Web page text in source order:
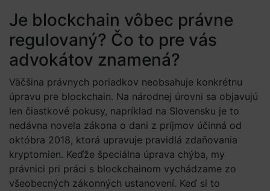
Je blockchain vôbec právne
regulovaný? Čo to pre vás
advokátov znamená?
Väčšina právnych poriadkov neobsahuje konkrétnu
úpravu pre blockchain. Na národnej úrovni sa objavujú
len čiastkové pokusy, napríklad na Slovensku je to
nedávna novela zákona o dani z príjmov účinná od
októbra 2018, ktorá upravuje pravidlá zdaňovania
kryptomien. Keďže špeciálna úprava chýba, my
právnici pri práci s blockchainom vychádzame zo
všeobecných zákonných ustanovení. Keď si to